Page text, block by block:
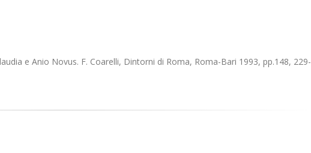
e Anio Novus. F. Coarelli, Dintorni di Roma, Roma-Bari 1993, pp.148, 229-